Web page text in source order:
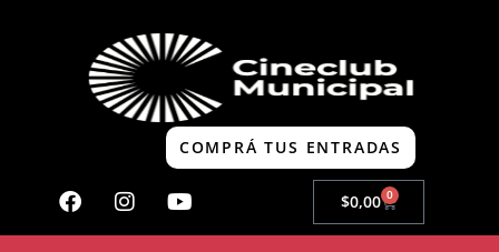
COMPRÁ TUS ENTRADAS
$0,00 0